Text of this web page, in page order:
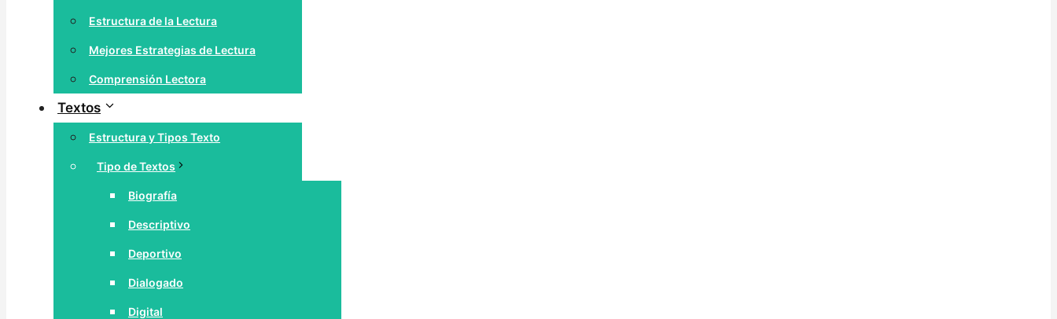
Estructura de la Lectura
Mejores Estrategias de Lectura
Comprensión Lectora
Textos
Estructura y Tipos Texto
Tipo de Textos
Biografía
Descriptivo
Deportivo
Dialogado
Digital